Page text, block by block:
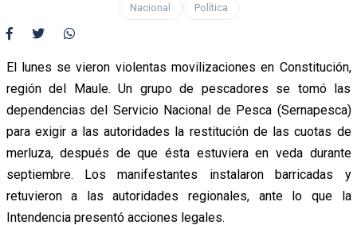
Nacional Política
El lunes se vieron violentas movilizaciones en Constitución,
región del Maule. Un grupo de pescadores se tomó las
dependencias del Servicio Nacional de Pesca (Sernapesca)
para exigir a las autoridades la restitución de las cuotas de
merluza, después de que ésta estuviera en veda durante
septiembre. Los manifestantes instalaron barricadas y
retuvieron a las autoridades regionales, ante lo que la
Intendencia presentó acciones legales.